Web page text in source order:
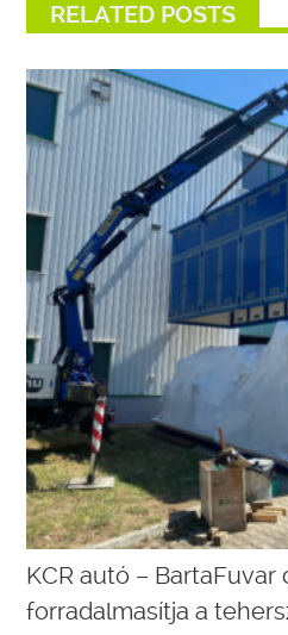
RELATED POSTS
KCR autó – BartaFuvar
forradalmasítja a